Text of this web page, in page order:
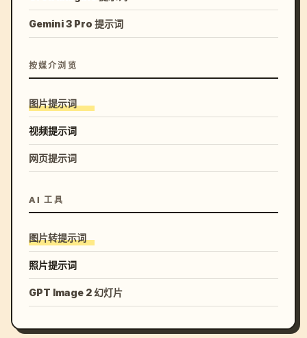
Gemini 3 Pro 提示词
按媒介浏览
图片提示词
视频提示词
网页提示词
AI 工具
图片转提示词
照片提示词
GPT Image 2 幻灯片